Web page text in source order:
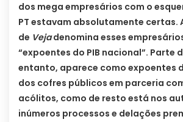
dos mega empresários com o
PT estavam absolutamente certas.
de Vejadenomina esses
“expoentes do PIB nacional”. Parte
entanto, aparece como expoentes
dos cofres públicos em parceria
acólitos, como de resto está nos
inúmeros processos e delações